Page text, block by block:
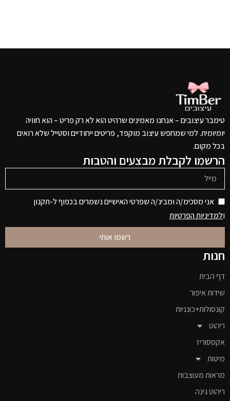
טימבר עיצובים – אנחנו מאמינים שרהיט הוא לא רק פריט – הוא חוויה
יומיומית. למי שמחפש עיצוב מוקפד, פריטים ייחודיים וסטייל שלא רואים
בכל מקום.
הרשמו לקבלת מבצעים והטבות
אני מסכימ/ה ומבינ/ה שפרטי האישיים נשמרים בכפוף ל-תקנון
ולמדיניות הפרטיות
רשמו אותי
חנות
דף הבית
שידות איפור
קונסולות+כונניות
ריהוט
אקססוריז
מיטות
מראות מעוצבות
ריהוט גינה